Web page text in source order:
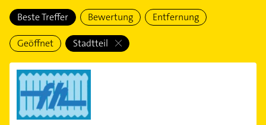
Beste Treffer Bewertung Entfernung
Geöffnet Stadtteil